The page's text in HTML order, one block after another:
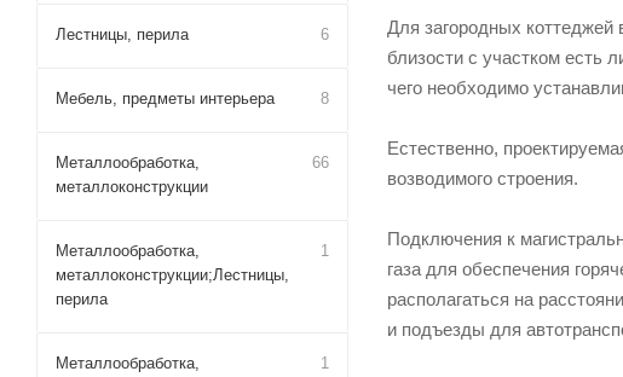
Для загородных коттеджей
близости с участком есть
чего необходимо
Естественно,
возводимого строения.
Подключения к
газа для обеспечения
располагаться на
и подъезды для
Лестницы, перила 6
Мебель, предметы интерьера 8
Металлообработка,
металлоконструкции
66
Металлообработка,
металлоконструкции;Лестницы,
перила
1
Металлообработка,
1